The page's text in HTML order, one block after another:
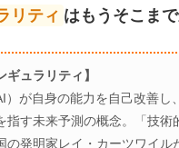
リティ はもうそこま
ギュラリティ】
）が自身の能力を自己改善し
指す未来予測の概念。「技術
の発明家レイ・カーツワイル